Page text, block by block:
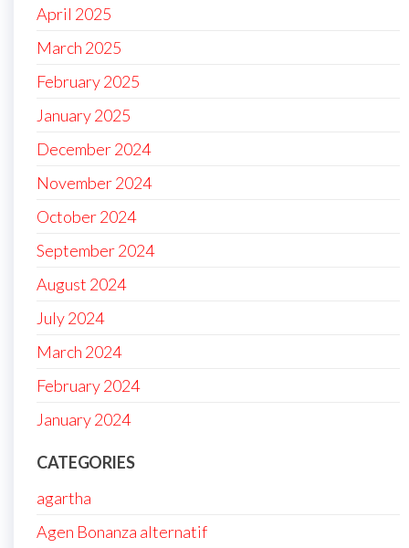
April 2025
March 2025
February 2025
January 2025
December 2024
November 2024
October 2024
September 2024
August 2024
July 2024
March 2024
February 2024
January 2024
CATEGORIES
agartha
Agen Bonanza alternatif